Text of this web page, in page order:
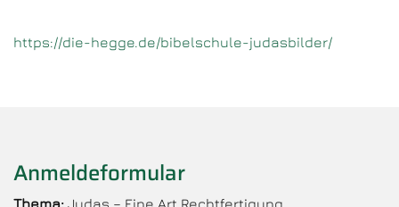
https://die-hegge.de/bibelschule-judasbilder/
Anmeldeformular
Thema: Judas – Eine Art Rechtfertigung